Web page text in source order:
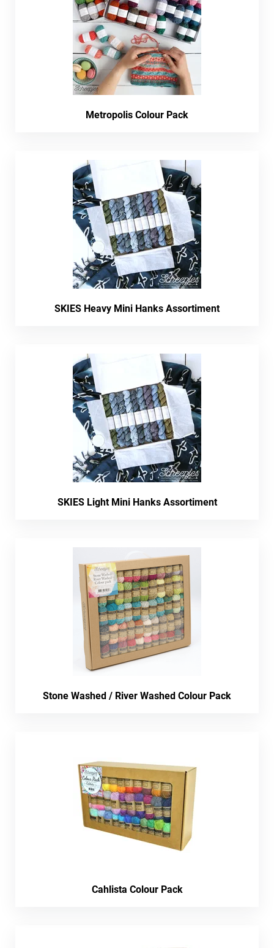
Metropolis Colour Pack
SKIES Heavy Mini Hanks Assortiment
SKIES Light Mini Hanks Assortiment
Stone Washed / River Washed Colour Pack
Cahlista Colour Pack